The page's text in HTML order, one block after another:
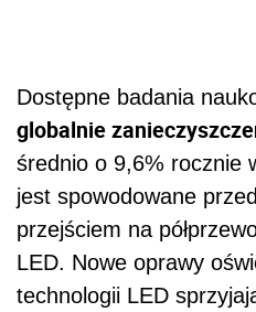
Dostępne badania
globalnie
średnio o 9,6% rocznie
jest spowodowane
przejściem na
LED. Nowe oprawy
technologii LED